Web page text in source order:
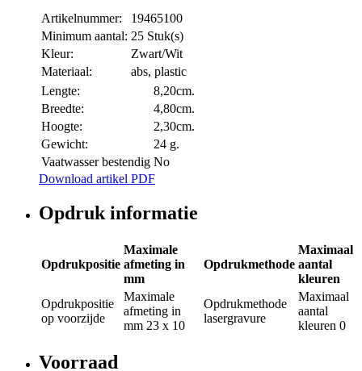
Artikelnummer:
19465100
Minimum aantal: 25 Stuk(s)
Kleur:
Zwart/Wit
Materiaal:
abs, plastic
Lengte:
8,20cm.
Breedte:
4,80cm.
Hoogte:
2,30cm.
Gewicht:
24 g.
Vaatwasser bestendig No
Download artikel PDF
Opdruk informatie
Opdrukpositie
Maximale
afmeting in
mm
Opdrukmethode
Maximaal
aantal
kleuren
Opdrukpositie
op voorzijde
Maximale
afmeting in
mm 23 x 10
Opdrukmethode
lasergravure
Maximaal
aantal
kleuren 0
Voorraad